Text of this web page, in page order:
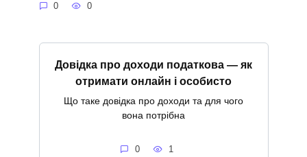
0 0
Довідка про доходи податкова — як
отримати онлайн і особисто
Що таке довідка про доходи та для чого
вона потрібна
0 1